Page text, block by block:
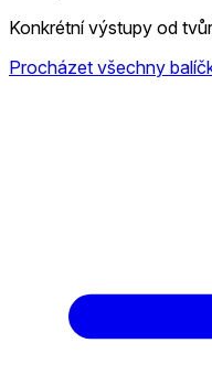
Konkrétní výstupy od
Procházet všechny